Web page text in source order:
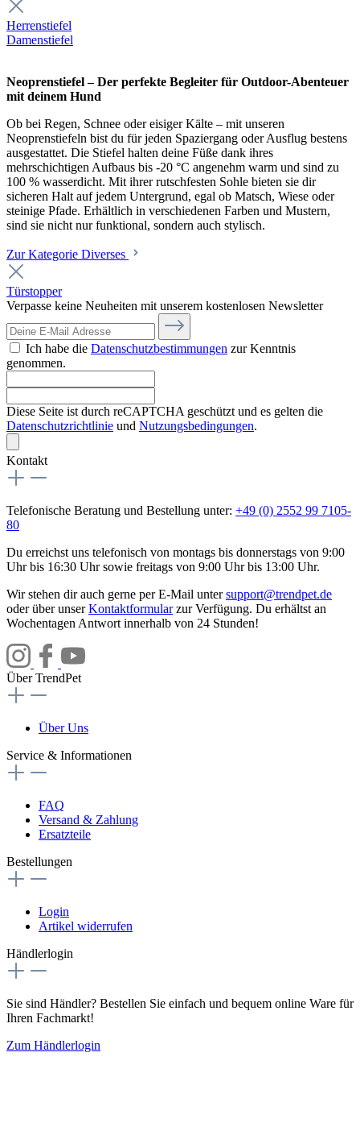
Herrenstiefel
Damenstiefel
Neoprenstiefel – Der perfekte Begleiter für Outdoor-Abenteuer
mit deinem Hund
Ob bei Regen, Schnee oder eisiger Kälte – mit unseren
Neoprenstiefeln bist du für jeden Spaziergang oder Ausflug bestens
ausgestattet. Die Stiefel halten deine Füße dank ihres
mehrschichtigen Aufbaus bis -20 °C angenehm warm und sind zu
100 % wasserdicht. Mit ihrer rutschfesten Sohle bieten sie dir
sicheren Halt auf jedem Untergrund, egal ob Matsch, Wiese oder
steinige Pfade. Erhältlich in verschiedenen Farben und Mustern,
sind sie nicht nur funktional, sondern auch stylisch.
Zur Kategorie Diverses
Türstopper
Verpasse keine Neuheiten mit unserem kostenlosen Newsletter
Ich habe die Datenschutzbestimmungen zur Kenntnis
genommen.
Diese Seite ist durch reCAPTCHA geschützt und es gelten die
Datenschutzrichtlinie und Nutzungsbedingungen.
Kontakt
Telefonische Beratung und Bestellung unter: +49 (0) 2552 99 7105-
80
Du erreichst uns telefonisch von montags bis donnerstags von 9:00
Uhr bis 16:30 Uhr sowie freitags von 9:00 Uhr bis 13:00 Uhr.
Wir stehen dir auch gerne per E-Mail untersupport@trendpet.de
oder über unserKontaktformularzur Verfügung. Du erhältst an
Wochentagen Antwort innerhalb von 24 Stunden!
Über TrendPet
Über Uns
Service & Informationen
FAQ
Versand & Zahlung
Ersatzteile
Bestellungen
Login
Artikel widerrufen
Händlerlogin
Sie sind Händler? Bestellen Sie einfach und bequem online Ware für
Ihren Fachmarkt!
Zum Händlerlogin